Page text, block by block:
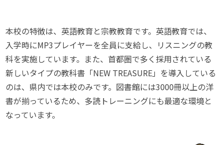
本校の特徴は、英語教育と宗教教育です。英語教育では、
入学時にMP3プレイヤーを全員に支給し、リスニングの教
科を実施しています。また、首都圏で多く採用されている
新しいタイプの教科書「NEW TREASURE」を導入している
のは、県内では本校のみです。図書館には3000冊以上の洋
書が揃っているため、多読トレーニングにも最適な環境と
なっています。